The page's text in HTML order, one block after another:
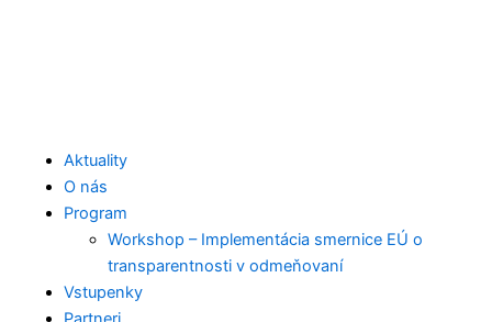
c
e
b
o
n
-
k
e
Aktuality
O nás
Program
Workshop – Implementácia smernice EÚ o
transparentnosti v odmeňovaní
Vstupenky